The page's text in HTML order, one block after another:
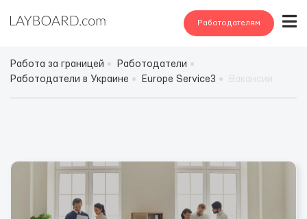
Работодателям
Работа за границей
Работодатели
Работодатели в Украине
Europe Service3